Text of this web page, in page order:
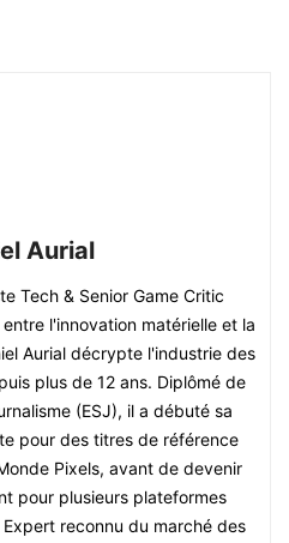
Aurial
Tech & Senior Game Critic
l'innovation matérielle et la
Aurial décrypte l'industrie des
plus de 12 ans. Diplômé de
(ESJ), il a débuté sa
pour des titres de référence
Pixels, avant de devenir
pour plusieurs plateformes
reconnu du marché des